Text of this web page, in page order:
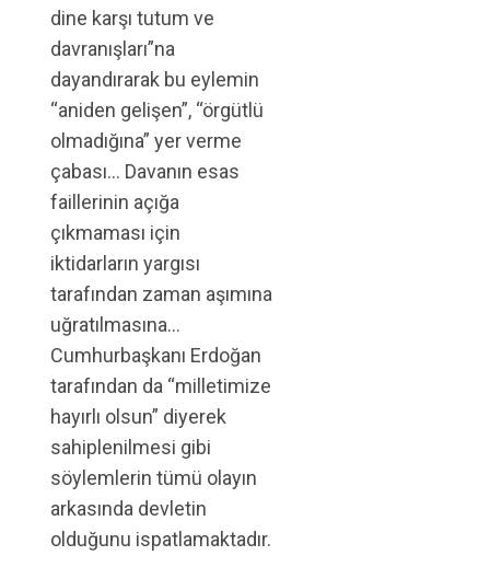
dine karşı tutum ve
davranışları”na
dayandırarak bu eylemin
“aniden gelişen”, “örgütlü
olmadığına” yer verme
çabası… Davanın esas
faillerinin açığa
çıkmaması için
iktidarların yargısı
tarafından zaman aşımına
uğratılmasına…
Cumhurbaşkanı Erdoğan
tarafından da “milletimize
hayırlı olsun” diyerek
sahiplenilmesi gibi
söylemlerin tümü olayın
arkasında devletin
olduğunu ispatlamaktadır.